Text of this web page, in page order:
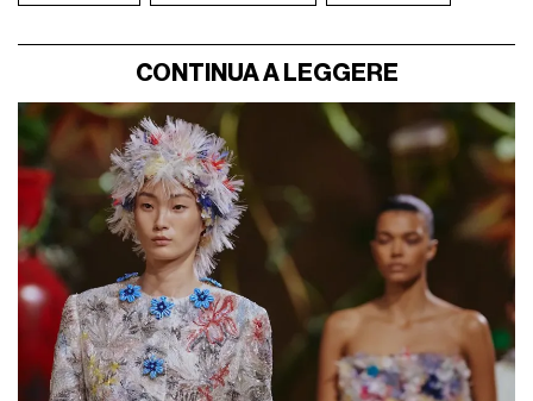
CONTINUA A LEGGERE